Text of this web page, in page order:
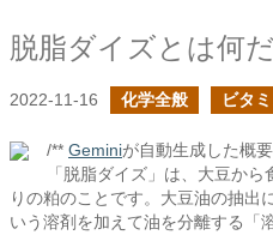
脱脂ダイズとは何
2022-11-16 化学全般 ビタ
/** Geminiが自動生成した概
「脱脂ダイズ」は、大豆か
りの粕のことです。大豆油の抽出
いう溶剤を加えて油を分離する「